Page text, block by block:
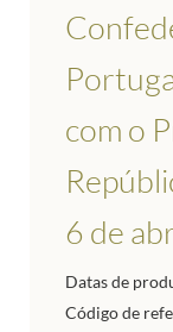
com o
6 de
Datas de
Código de